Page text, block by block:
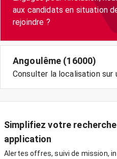
aux candidats en situation
Angoulême (16000)
Consulter la localisation sur
Simplifiez votre
application
Alertes offres, suivi de mission,